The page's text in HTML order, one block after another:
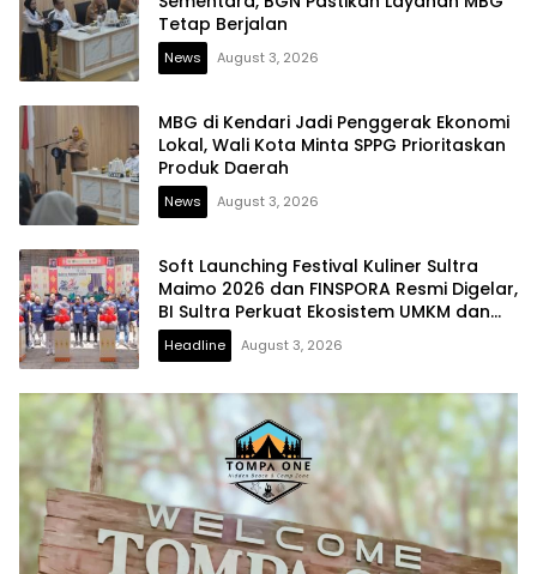
Tetap Berjalan
News August 3, 2026
MBG di Kendari Jadi Penggerak Ekonomi
Lokal, Wali Kota Minta SPPG Prioritaskan
Produk Daerah
News August 3, 2026
Soft Launching Festival Kuliner Sultra
Maimo 2026 dan FINSPORA Resmi Digelar,
BI Sultra Perkuat Ekosistem UMKM dan
Digitalisasi Ekonomi
Headline August 3, 2026